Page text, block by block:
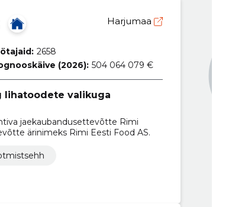
Harjumaa
2658
(2026): 504 064 079 €
lihatoodete valikuga
jaekaubandusettevõtte Rimi
ärinimeks Rimi Eesti Food AS.